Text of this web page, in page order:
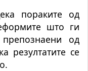
пораките од
што ги
од
резултатите се